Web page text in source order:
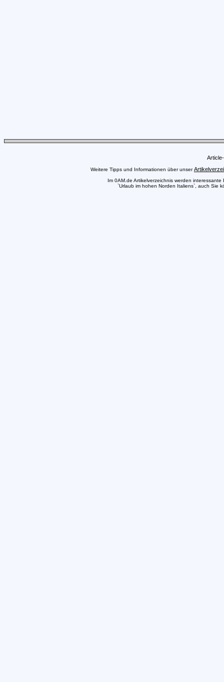
Weitere Tipps und Informationen über unser
Im 0AM.de Artikelverzeichnis werden
`Urlaub im hohen Norden Italiens`, auch Sie